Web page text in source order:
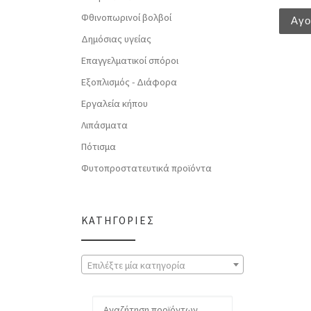
Φθινοπωρινοί βολβοί
Δημόσιας υγείας
Επαγγελματικοί σπόροι
Εξοπλισμός - Διάφορα
Εργαλεία κήπου
Λιπάσματα
Πότισμα
Φυτοπροστατευτικά προϊόντα
ΚΑΤΗΓΟΡΊΕΣ
Επιλέξτε μία κατηγορία